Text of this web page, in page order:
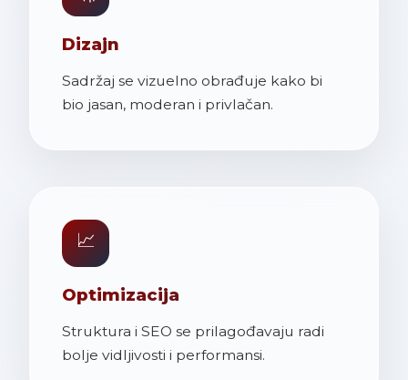
Dizajn
Sadržaj se vizuelno obrađuje kako bi
bio jasan, moderan i privlačan.
📈
Optimizacija
Struktura i SEO se prilagođavaju radi
bolje vidljivosti i performansi.